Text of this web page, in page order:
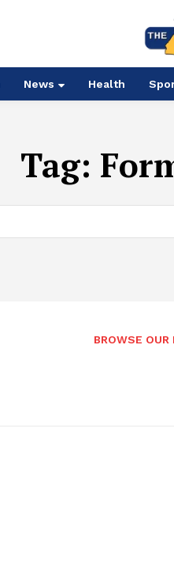
News Health
Tag:
BROWSE